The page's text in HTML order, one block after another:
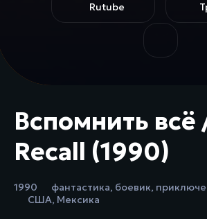
Rutube
Вспомнить всё
Recall (1990)
1990 фантастика, боевик,
США, Мексика